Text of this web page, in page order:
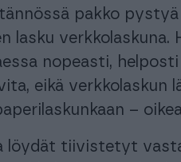
pakko
lasku
nopeasti,
eikä verkkolaskun
–
löydät tiivistetyt